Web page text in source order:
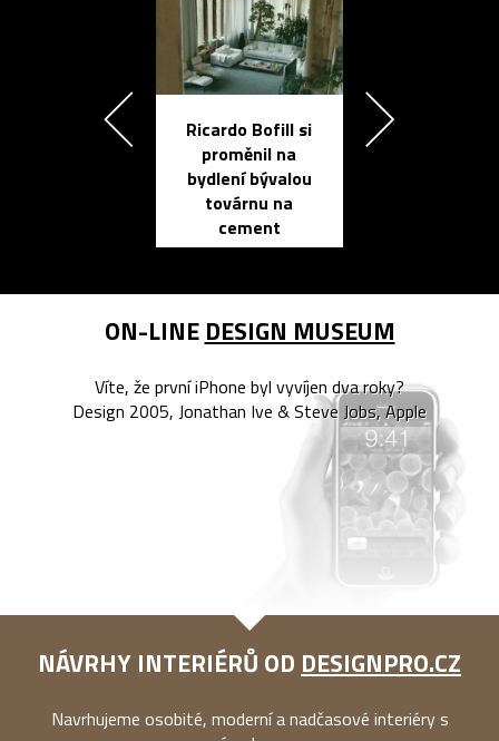
Ricardo Bofill si
proměnil na
bydlení bývalou
továrnu na
cement
ON-LINE DESIGN MUSEUM
Víte, že první iPhone byl vyvíjen dva roky?
Design 2005, Jonathan Ive & Steve Jobs, Apple
NÁVRHY INTERIÉRŮ OD DESIGNPRO.CZ
Navrhujeme osobité, moderní a nadčasové interiéry s